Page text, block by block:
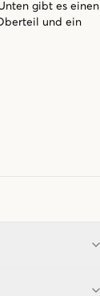
gibt es einen
und ein